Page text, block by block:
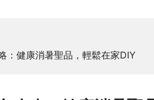
：健康消暑聖品，輕鬆在家DIY